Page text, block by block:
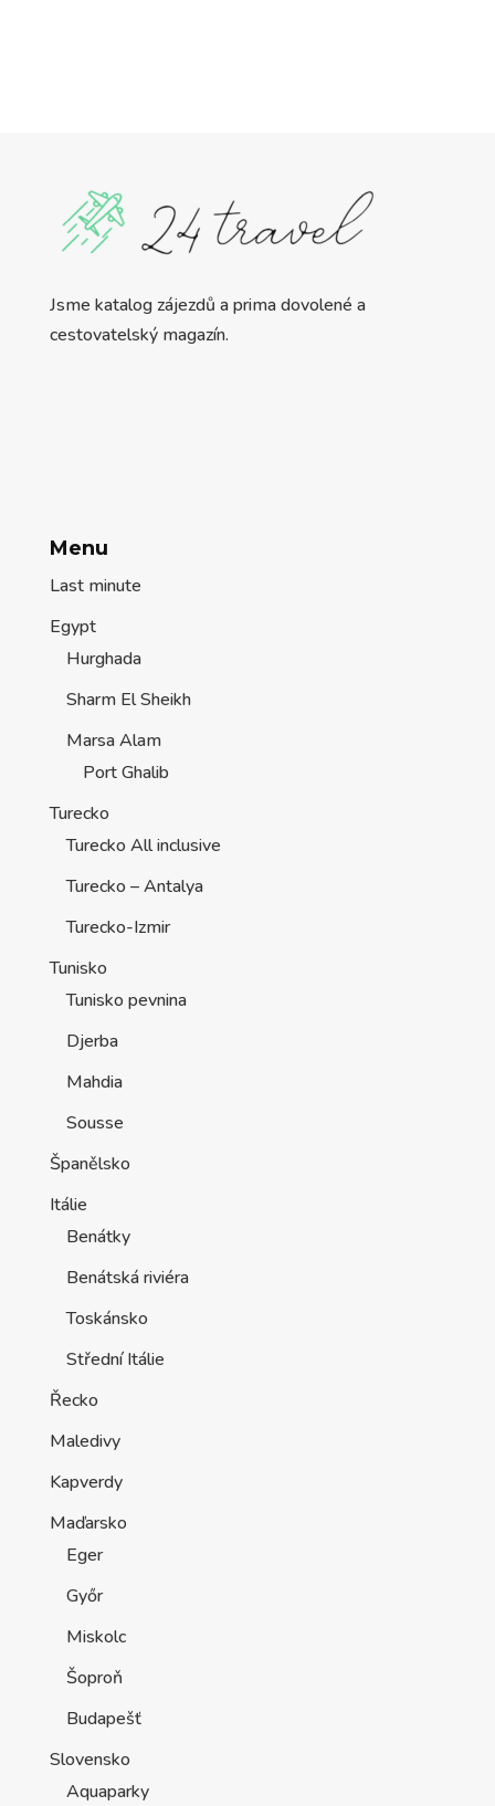
Jsme katalog zájezdů a prima dovolené a
cestovatelský magazín.
Menu
Last minute
Egypt
Hurghada
Sharm El Sheikh
Marsa Alam
Port Ghalib
Turecko
Turecko All inclusive
Turecko – Antalya
Turecko-Izmir
Tunisko
Tunisko pevnina
Djerba
Mahdia
Sousse
Španělsko
Itálie
Benátky
Benátská riviéra
Toskánsko
Střední Itálie
Řecko
Maledivy
Kapverdy
Maďarsko
Eger
Győr
Miskolc
Šoproň
Budapešť
Slovensko
Aquaparky